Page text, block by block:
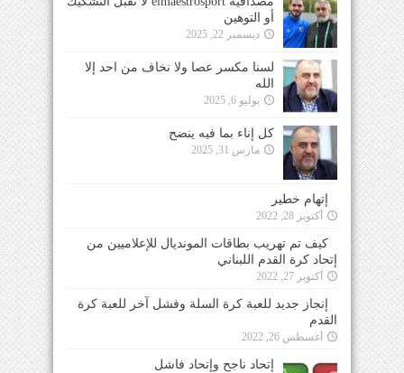
أو التوهين
ديسمبر 22, 2025
لسنا مكسر عصا ولا نخاف من احد إلا
الله
يوليو 6, 2025
كل إناء بما فيه ينضح
مارس 31, 2025
إتهام خطير
أكتوبر 28, 2022
كيف تم تهريب بطاقات المونديال للإعلاميين من
إتحاد كرة القدم اللبناني
أكتوبر 27, 2022
إنجاز جديد للعبة كرة السلة وفشل آخر للعبة كرة
القدم
أغسطس 26, 2022
إتحاد ناجح وإتحاد فاشل